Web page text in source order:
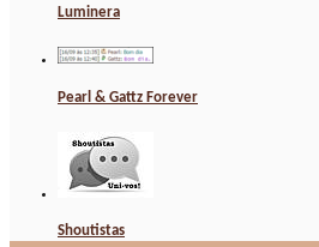
Luminera
Pearl & Gattz Forever
Shoutistas